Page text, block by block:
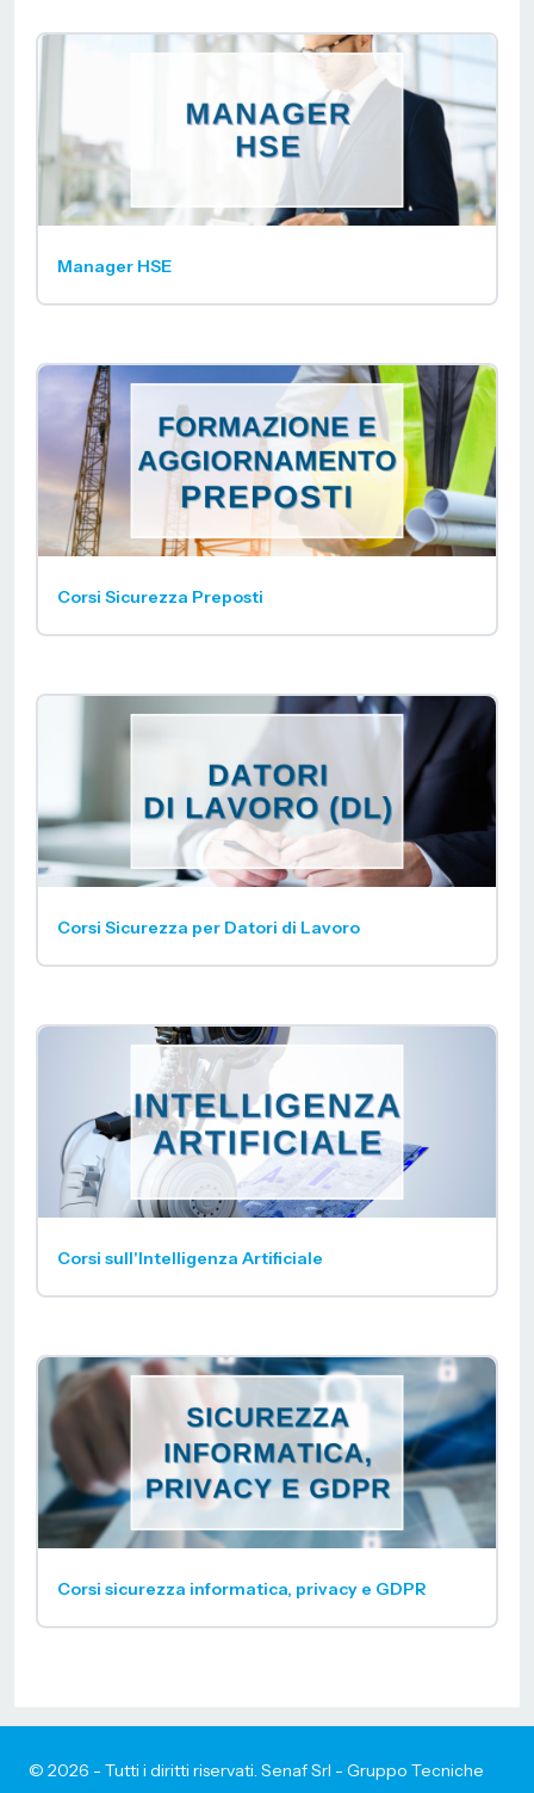
Manager HSE
Corsi Sicurezza Preposti
Corsi Sicurezza per Datori di Lavoro
Corsi sull'Intelligenza Artificiale
Corsi sicurezza informatica, privacy e GDPR
© 2026 - Tutti i diritti riservati. Senaf Srl - Gruppo Tecniche